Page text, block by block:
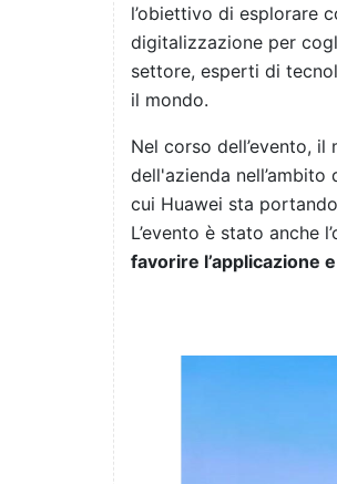
l’obiettivo di esplorare
digitalizzazione per
settore, esperti di
il mondo.
Nel corso dell’evento,
dell'azienda
cui Huawei sta
L’evento è stato anche
favorire l’applicazione